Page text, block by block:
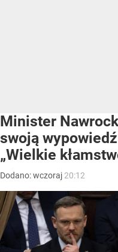
Minister
swoją
„Wielkie
Dodano:wczoraj 20:12